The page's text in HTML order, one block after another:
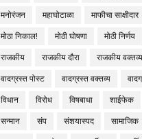
मनोरंजन
महाघोटाळा माफीचा साक्षीदार
मोठा निकाल!
मोठी घोषणा मोठी निर्णय
राजकीय
राजकीय दौरा राजकीय वक्तव्य
वादग्रस्त पोस्ट
वादग्रस्त वक्तव्य
विधान
विरोध विषबाधा शाईफेक
सन्मान
संप संशयास्पद सामाजिक